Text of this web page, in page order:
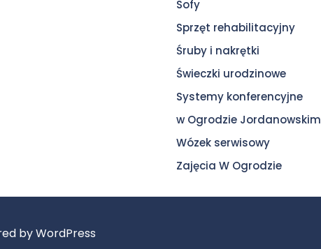
Sofy
Sprzęt rehabilitacyjny
Śruby i nakrętki
Świeczki urodzinowe
Systemy konferencyjne
w Ogrodzie Jordanowskim
Wózek serwisowy
Zajęcia W Ogrodzie
by WordPress